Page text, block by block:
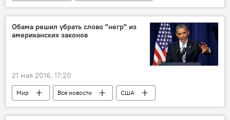
Происшествия, ЧП, криминал
Астана
митинг
Обама решил убрать слово "негр" из
американских законов
21 мая 2016, 17:20
Мир Все новости
США
Барак Обама